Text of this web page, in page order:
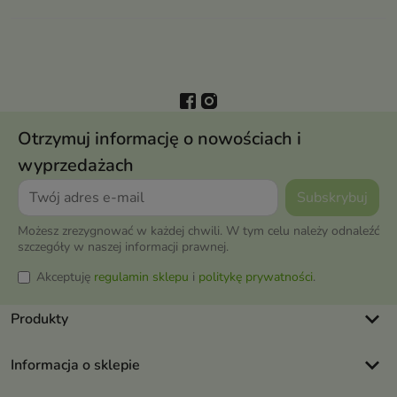
Otrzymuj informację o nowościach i
wyprzedażach
Możesz zrezygnować w każdej chwili. W tym celu należy odnaleźć
szczegóły w naszej informacji prawnej.
Akceptuję regulamin sklepu i politykę prywatności.
Produkty keyboard_arrow_down
Informacja o sklepie keyboard_arrow_down